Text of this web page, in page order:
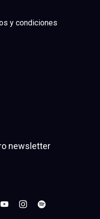
y condiciones
newsletter
instagram
spotify